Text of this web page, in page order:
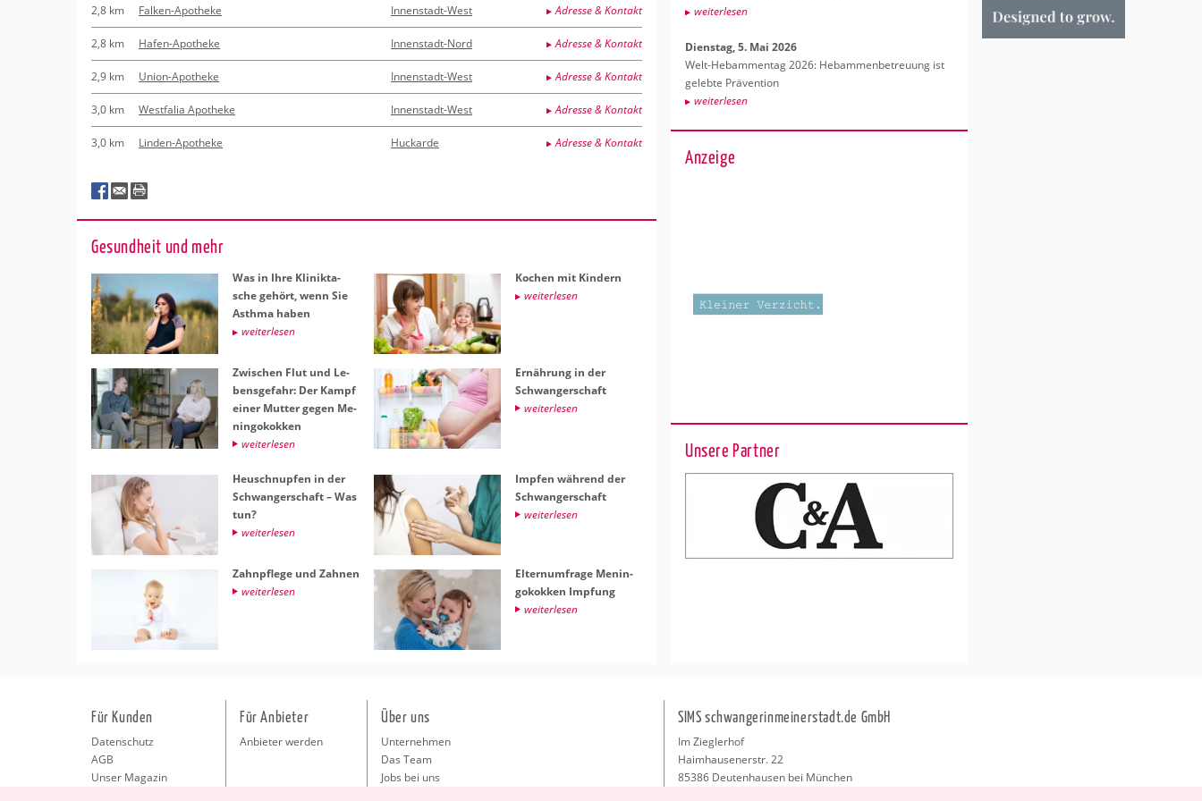
2,8 km Falken-Apotheke Innenstadt-West Adresse & Kontakt
2,8 km Hafen-Apotheke Innenstadt-Nord Adresse & Kontakt
2,9 km Union-Apotheke Innenstadt-West Adresse & Kontakt
3,0 km Westfalia Apotheke Innenstadt-West Adresse & Kontakt
3,0 km Linden-Apotheke Huckarde Adresse & Kontakt
Ge­sund­heit und mehr
Was in Ihre Kli­nik­ta­
sche ge­hört, wenn Sie
Asth­ma haben
wei­ter­le­sen
Ko­chen mit Kin­dern
wei­ter­le­sen
Zwi­schen Flut und Le­
bens­ge­fahr: Der Kampf
einer Mut­ter gegen Me­
nin­go­kok­ken
wei­ter­le­sen
Er­näh­rung in der
Schwan­ger­schaft
wei­ter­le­sen
Heu­schnup­fen in der
Schwan­ger­schaft – Was
tun?
wei­ter­le­sen
Imp­fen wäh­rend der
Schwan­ger­schaft
wei­ter­le­sen
Zahn­pfle­ge und Zah­nen
wei­ter­le­sen
El­tern­um­fra­ge Me­nin­
go­kok­ken Imp­fung
wei­ter­le­sen
wei­ter­le­sen
Diens­tag, 5. Mai 2026
Welt-Heb­am­men­tag 2026: Heb­am­men­be­treu­ung ist
ge­leb­te Prä­ven­ti­on
wei­ter­le­sen
Anzeige
Unsere Partner
Für Kunden
Datenschutz
AGB
Unser Magazin
Für Anbieter
Anbieter werden
Über uns
Unternehmen
Das Team
Jobs bei uns
SIMS schwangerinmeinerstadt.de GmbH
Im Zieglerhof
Haimhausenerstr. 22
85386 Deutenhausen bei München